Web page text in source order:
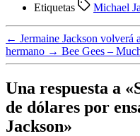
Etiquetas Michael
← Jermaine Jackson volverá
hermano → Bee Gees –
Una respuesta a
de dólares por
Jackson»